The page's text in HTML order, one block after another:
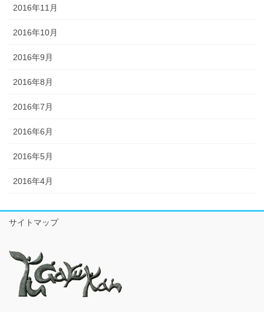
2016年11月
2016年10月
2016年9月
2016年8月
2016年7月
2016年6月
2016年5月
2016年4月
サイトマップ